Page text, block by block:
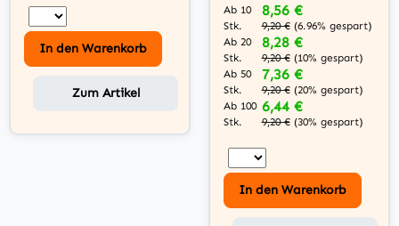
In den Warenkorb
Zum Artikel
Ab 10
Stk.
8,56 €
9,20 € (6.96% gespart)
Ab 20
Stk.
8,28 €
9,20 € (10% gespart)
Ab 50
Stk.
7,36 €
9,20 € (20% gespart)
Ab 100
Stk.
6,44 €
9,20 € (30% gespart)
In den Warenkorb